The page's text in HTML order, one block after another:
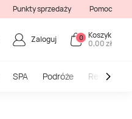
Punkty sprzedaży Pomoc
Zaloguj 0 Koszyk
0,00 zł
SPA Podróże